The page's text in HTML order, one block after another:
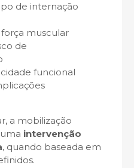
de internação
muscular
de
funcional
a mobilização
intervenção
, quando baseada em